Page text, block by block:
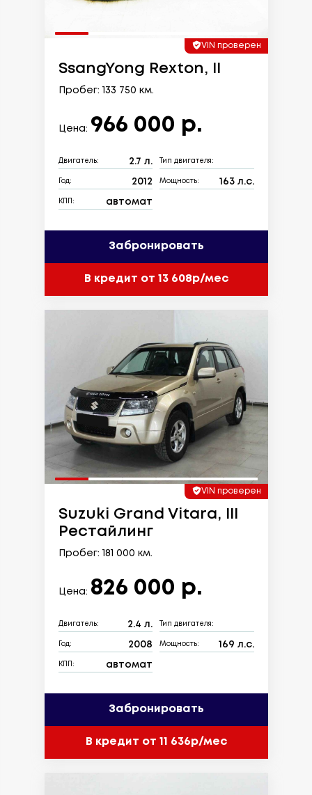
VIN проверен
SsangYong Rexton, II
Пробег: 133 750 км.
Цена: 966 000 р.
Двигатель: 2.7 л. Тип двигателя:
Год: 2012 Мощность: 163 л.с.
КПП: автомат
Забронировать
В кредит от 13 608р/мес
VIN проверен
Suzuki Grand Vitara, III
Рестайлинг
Пробег: 181 000 км.
Цена: 826 000 р.
Двигатель: 2.4 л. Тип двигателя:
Год: 2008 Мощность: 169 л.с.
КПП: автомат
Забронировать
В кредит от 11 636р/мес